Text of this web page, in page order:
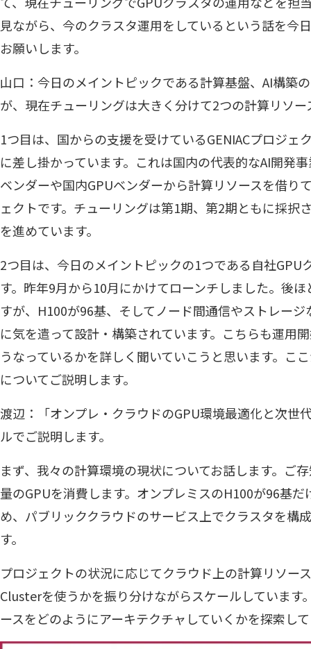
見ながら、今のクラスタ運用をしているという話を今
お願いします。
山口：今日のメイントピックである計算基盤、AI構築
が、現在チューリングは大きく分けて2つの計算リソー
1つ目は、国からの支援を受けているGENIACプロジェ
に差し掛かっています。これは国内の代表的なAI開発
ベンダーや国内GPUベンダーから計算リソースを借り
ェクトです。チューリングは第1期、第2期ともに採択
を進めています。
2つ目は、今日のメイントピックの1つである自社
す。昨年9月から10月にかけてローンチしました。後
すが、H100が96基、そしてノード間通信やストレー
に気を遣って設計・構築されています。こちらも運用
うなっているかを詳しく聞いていこうと思います。こ
についてご説明します。
渡辺：「オンプレ・クラウドのGPU環境最適化と次世
ルでご説明します。
まず、我々の計算環境の現状についてお話します。ご
量のGPUを消費します。オンプレミスのH100が96基
め、パブリッククラウドのサービス上でクラスタを構
す。
プロジェクトの状況に応じてクラウド上の計算リソー
Clusterを使うかを振り分けながらスケールしています
ースをどのようにアーキテクチャしていくかを探索し